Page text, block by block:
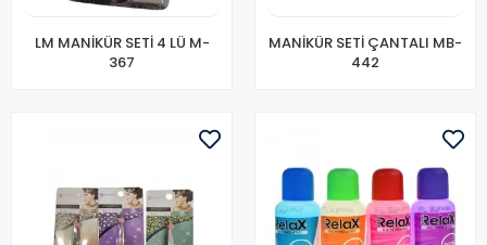
LM MANİKÜR SETİ 4 LÜ M-
367
MANİKÜR SETİ ÇANTALI MB-
442